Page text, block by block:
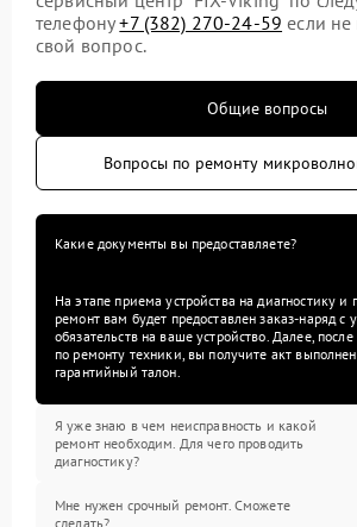
телефону+7 (382) 270-24-59 если не
свой вопрос.
Общие вопросы
Вопросы по ремонту
Какие документы вы предоставляете?
На этапе приема устройства на диагностику
ремонт вам будет предоставлен заказ-наряд с
обязательств на ваше устройство. Далее,
по ремонту техники, вы получите акт
гарантийный талон.
Я уже знаю в чем неисправность и какой
ремонт необходим. Для чего проводить
диагностику?
Мне нужен срочный ремонт. Сможете
сделать?